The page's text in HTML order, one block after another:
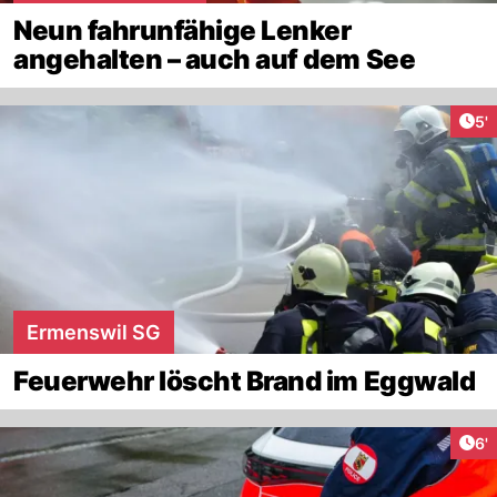
Neun fahrunfähige Lenker
angehalten – auch auf dem See
5'
Ermenswil SG
Feuerwehr löscht Brand im Eggwald
6'